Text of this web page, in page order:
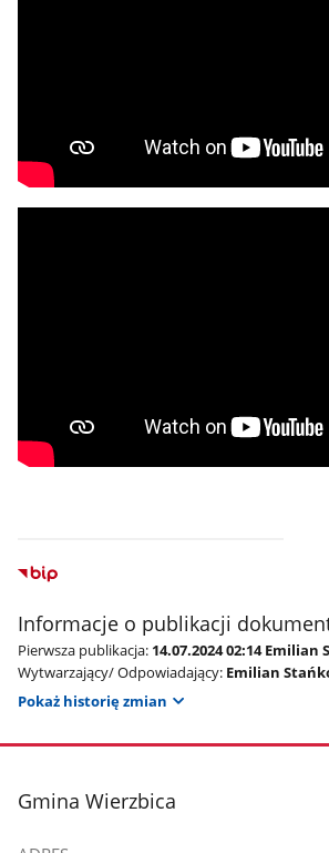
Informacje o publikacji
Pierwsza publikacja: 14.07.2024 02:14 Emilian
Wytwarzający/ Odpowiadający: Emilian
Pokaż historię zmian
stopka
Gmina Wierzbica